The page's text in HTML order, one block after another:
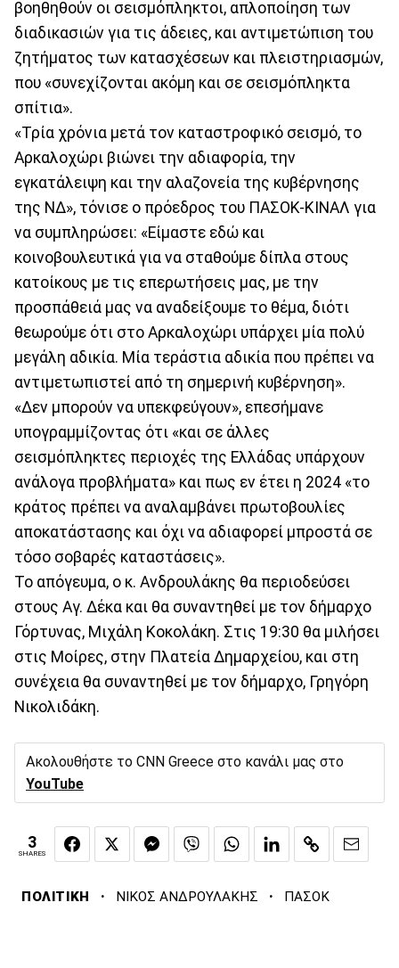
βοηθηθούν οι σεισμόπληκτοι, απλοποίηση των
διαδικασιών για τις άδειες, και αντιμετώπιση του
ζητήματος των κατασχέσεων και πλειστηριασμών,
που «συνεχίζονται ακόμη και σε σεισμόπληκτα
σπίτια».
«Τρία χρόνια μετά τον καταστροφικό σεισμό, το
Αρκαλοχώρι βιώνει την αδιαφορία, την
εγκατάλειψη και την αλαζονεία της κυβέρνησης
της ΝΔ», τόνισε ο πρόεδρος του ΠΑΣΟΚ-ΚΙΝΑΛ για
να συμπληρώσει: «Είμαστε εδώ και
κοινοβουλευτικά για να σταθούμε δίπλα στους
κατοίκους με τις επερωτήσεις μας, με την
προσπάθειά μας να αναδείξουμε το θέμα, διότι
θεωρούμε ότι στο Αρκαλοχώρι υπάρχει μία πολύ
μεγάλη αδικία. Μία τεράστια αδικία που πρέπει να
αντιμετωπιστεί από τη σημερινή κυβέρνηση».
«Δεν μπορούν να υπεκφεύγουν», επεσήμανε
υπογραμμίζοντας ότι «και σε άλλες
σεισμόπληκτες περιοχές της Ελλάδας υπάρχουν
ανάλογα προβλήματα» και πως εν έτει η 2024 «το
κράτος πρέπει να αναλαμβάνει πρωτοβουλίες
αποκατάστασης και όχι να αδιαφορεί μπροστά σε
τόσο σοβαρές καταστάσεις».
Το απόγευμα, ο κ. Ανδρουλάκης θα περιοδεύσει
στους Αγ. Δέκα και θα συναντηθεί με τον δήμαρχο
Γόρτυνας, Μιχάλη Κοκολάκη. Στις 19:30 θα μιλήσει
στις Μοίρες, στην Πλατεία Δημαρχείου, και στη
συνέχεια θα συναντηθεί με τον δήμαρχο, Γρηγόρη
Νικολιδάκη.
Ακολουθήστε το CNN Greece στο κανάλι μας στο
YouTube
3
SHARES
ΠΟΛΙΤΙΚΗ · ΝΙΚΟΣ ΑΝΔΡΟΥΛΑΚΗΣ · ΠΑΣΟΚ